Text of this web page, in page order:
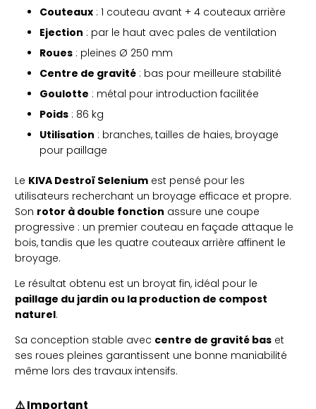
Couteaux : 1 couteau avant + 4 couteaux arrière
Ejection : par le haut avec pales de ventilation
Roues : pleines Ø 250 mm
Centre de gravité : bas pour meilleure stabilité
Goulotte : métal pour introduction facilitée
Poids : 86 kg
Utilisation : branches, tailles de haies, broyage
pour paillage
Le KIVA Destroï Selenium est pensé pour les
utilisateurs recherchant un broyage efficace et propre.
Son rotor à double fonction assure une coupe
progressive : un premier couteau en façade attaque le
bois, tandis que les quatre couteaux arrière affinent le
broyage.
Le résultat obtenu est un broyat fin, idéal pour le
paillage du jardin ou la production de compost
naturel.
Sa conception stable avec centre de gravité bas et
ses roues pleines garantissent une bonne maniabilité
même lors des travaux intensifs.
⚠️ Important